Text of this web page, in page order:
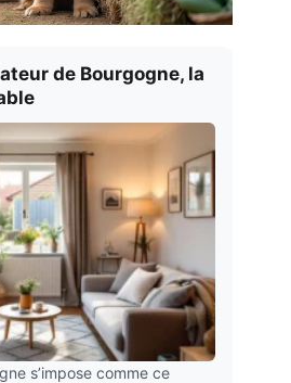
de Bourgogne, la
s’impose comme ce